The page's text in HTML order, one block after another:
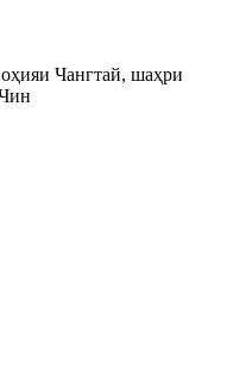
Чангтай, шаҳри